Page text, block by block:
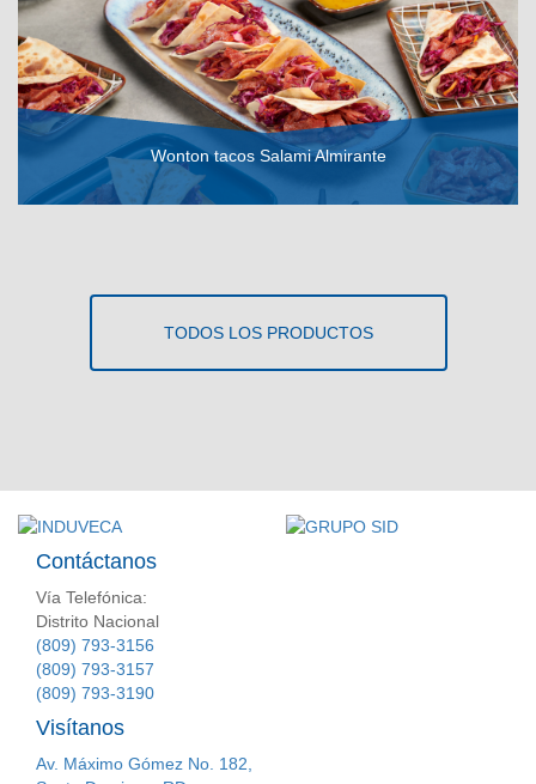
Wonton tacos Salami Almirante
TODOS LOS PRODUCTOS
Contáctanos
Vía Telefónica:
Distrito Nacional
(809) 793-3156
(809) 793-3157
(809) 793-3190
Visítanos
Av. Máximo Gómez No. 182,